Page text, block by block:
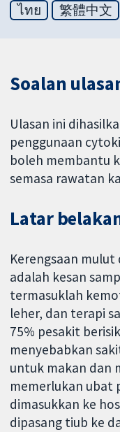
ไทย
繁體中文
Soalan
Ulasan ini
penggunaan
boleh membantu
semasa rawatan
Latar
Kerengsaan
adalah kesan
termasuklah
leher, dan terapi
75% pesakit
menyebabkan
untuk makan dan
memerlukan ubat
dimasukkan ke
dipasang tiub ke